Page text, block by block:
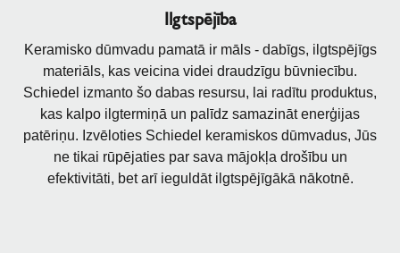
Ilgtspējība
Keramisko dūmvadu pamatā ir māls - dabīgs, ilgtspējīgs
materiāls, kas veicina videi draudzīgu būvniecību.
Schiedel izmanto šo dabas resursu, lai radītu produktus,
kas kalpo ilgtermiņā un palīdz samazināt enerģijas
patēriņu. Izvēloties Schiedel keramiskos dūmvadus, Jūs
ne tikai rūpējaties par sava mājokļa drošību un
efektivitāti, bet arī ieguldāt ilgtspējīgākā nākotnē.